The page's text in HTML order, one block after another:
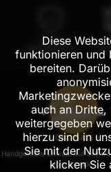
100 Tage
Rückgaberecht
ORIGINALE
Handgemalte Unikate auf
vom Künstler.
Diese
funktionieren und
bereiten.
auch an Dritte,
weitergegeben
hierzu sind in
Sie mit der
klicken Sie